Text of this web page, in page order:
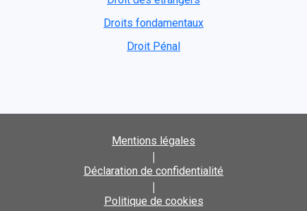
Droits fondamentaux
Droit Pénal
Mentions légales
|
Déclaration de confidentialité
|
Politique de cookies